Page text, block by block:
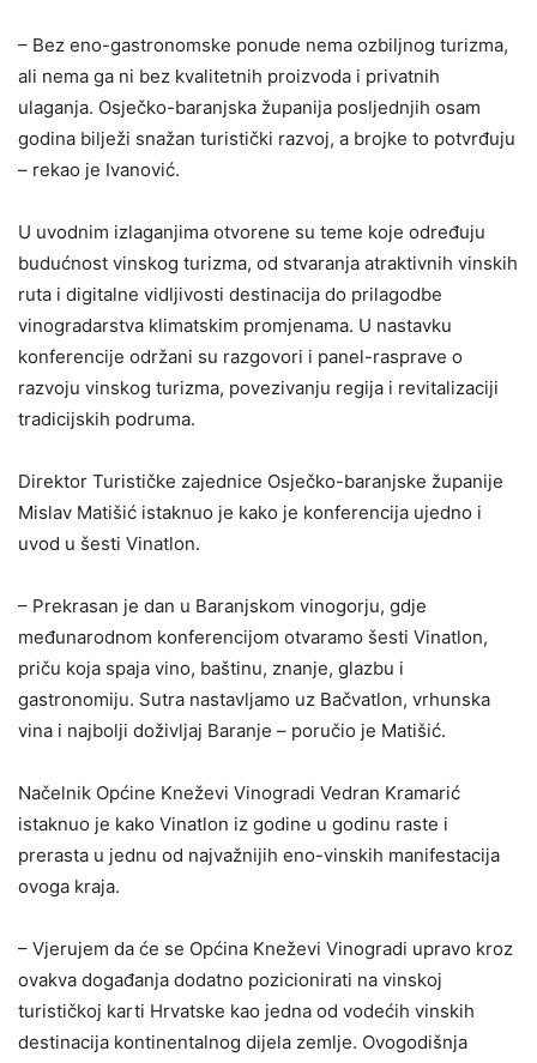
– Bez eno-gastronomske ponude nema ozbiljnog turizma,
ali nema ga ni bez kvalitetnih proizvoda i privatnih
ulaganja. Osječko-baranjska županija posljednjih osam
godina bilježi snažan turistički razvoj, a brojke to potvrđuju
– rekao je Ivanović.
U uvodnim izlaganjima otvorene su teme koje određuju
budućnost vinskog turizma, od stvaranja atraktivnih vinskih
ruta i digitalne vidljivosti destinacija do prilagodbe
vinogradarstva klimatskim promjenama. U nastavku
konferencije održani su razgovori i panel-rasprave o
razvoju vinskog turizma, povezivanju regija i revitalizaciji
tradicijskih podruma.
Direktor Turističke zajednice Osječko-baranjske županije
Mislav Matišić istaknuo je kako je konferencija ujedno i
uvod u šesti Vinatlon.
– Prekrasan je dan u Baranjskom vinogorju, gdje
međunarodnom konferencijom otvaramo šesti Vinatlon,
priču koja spaja vino, baštinu, znanje, glazbu i
gastronomiju. Sutra nastavljamo uz Bačvatlon, vrhunska
vina i najbolji doživljaj Baranje – poručio je Matišić.
Načelnik Općine Kneževi Vinogradi Vedran Kramarić
istaknuo je kako Vinatlon iz godine u godinu raste i
prerasta u jednu od najvažnijih eno-vinskih manifestacija
ovoga kraja.
– Vjerujem da će se Općina Kneževi Vinogradi upravo kroz
ovakva događanja dodatno pozicionirati na vinskoj
turističkoj karti Hrvatske kao jedna od vodećih vinskih
destinacija kontinentalnog dijela zemlje. Ovogodišnja